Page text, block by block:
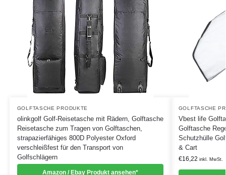
GOLFTASCHE PRODUKTE
olinkgolf Golf-Reisetasche mit Rädern, Golftasche
Reisetasche zum Tragen von Golftaschen,
strapazierfähiges 800D Polyester Oxford
verschleißfest für den Transport von
Golfschlägern
Amazon / Ebay Produkt ansehen*
GOLFTASCHE
Vbest life
Golftasche
Schutzhülle
& Cart
€16,22 inkl. MwSt.